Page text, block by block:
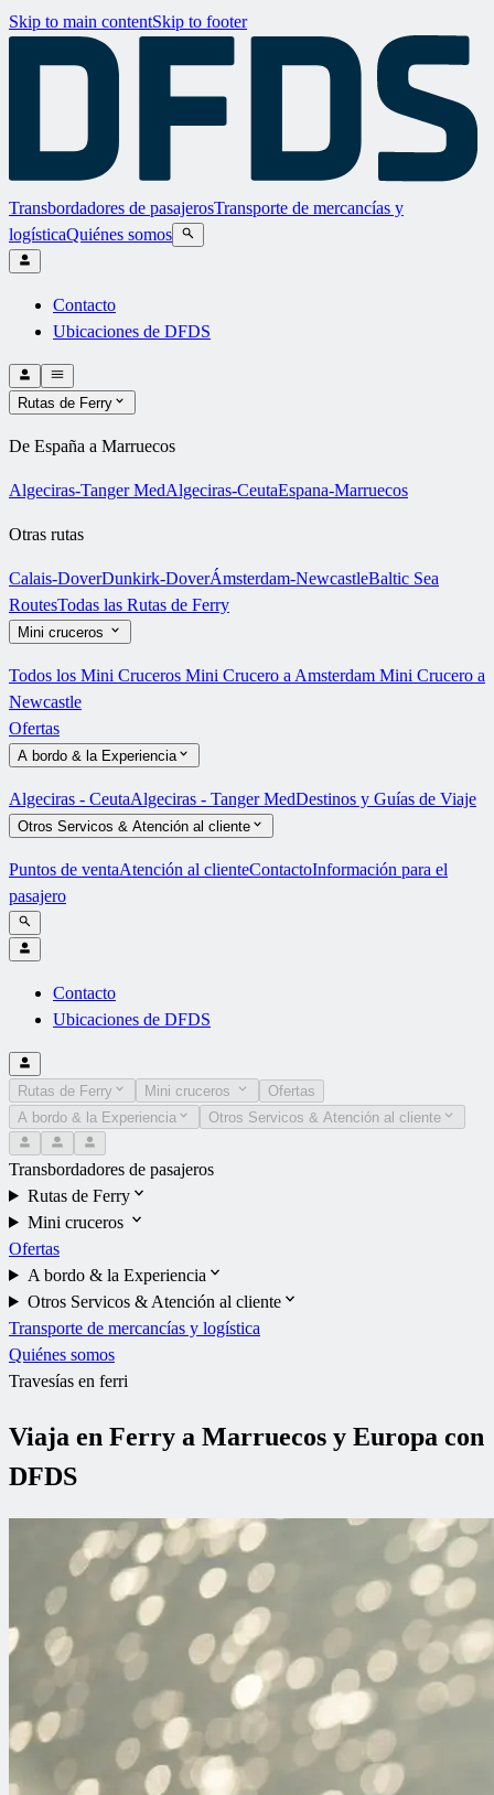
Skip to main contentSkip to footer
Transbordadores de pasajerosTransporte de mercancías y
logísticaQuiénes somos
Contacto
Ubicaciones de DFDS
Rutas de Ferry
De España a Marruecos
Algeciras-Tanger MedAlgeciras-CeutaEspana-Marruecos
Otras rutas
Calais-DoverDunkirk-DoverÁmsterdam-NewcastleBaltic Sea
RoutesTodas las Rutas de Ferry
Mini cruceros
Todos los Mini Cruceros Mini Crucero a Amsterdam Mini Crucero a
Newcastle
Ofertas
A bordo & la Experiencia
Algeciras - CeutaAlgeciras - Tanger MedDestinos y Guías de Viaje
Otros Servicos & Atención al cliente
Puntos de ventaAtención al clienteContactoInformación para el
pasajero
Contacto
Ubicaciones de DFDS
Rutas de Ferry Mini cruceros
Ofertas
A bordo & la Experiencia
Otros Servicos & Atención al cliente
Transbordadores de pasajeros
Rutas de Ferry
Mini cruceros
Ofertas
A bordo & la Experiencia
Otros Servicos & Atención al cliente
Transporte de mercancías y logística
Quiénes somos
Travesías en ferri
Viaja en Ferry a Marruecos y Europa con
DFDS